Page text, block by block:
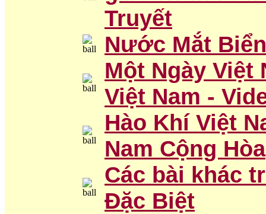
Truyết
Nước Mắt
Một Ngày Việt
Việt Nam -
Hào Khí Việt
Nam Cộng Hòa
Các bài khác
Đặc Biệt